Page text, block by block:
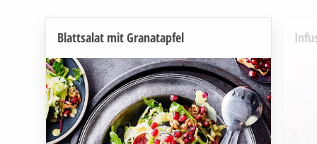
Blattsalat mit Granatapfel